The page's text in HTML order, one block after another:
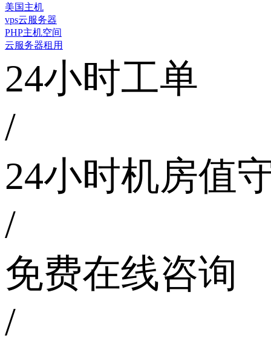
美国主机
vps云服务器
PHP主机空间
云服务器租用
24小时工单
/
24小时机房值
/
免费在线咨询
/